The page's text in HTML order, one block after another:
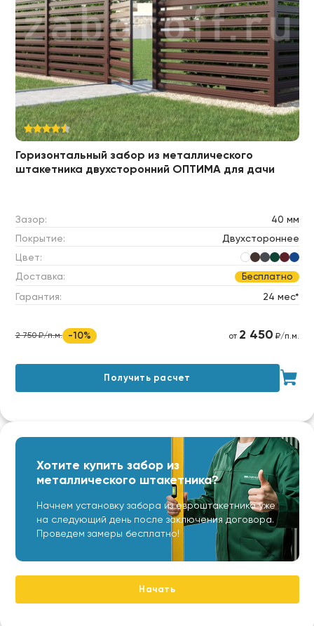
Горизонтальный забор из металлического
штакетника двухсторонний ОПТИМА для дачи
Зазор:
40 мм
Покрытие:
Двухстороннее
Цвет:
Доставка:
Бесплатно
Гарантия: 24 мес*
2 750 ₽/п.м. -10% от 2 450 ₽/п.м.
Получить расчет
Хотите купить забор из
металлического штакетника?
Начнем установку забора из евроштакетника уже
на следующий день после заключения договора.
Проведем замеры бесплатно!
Начать